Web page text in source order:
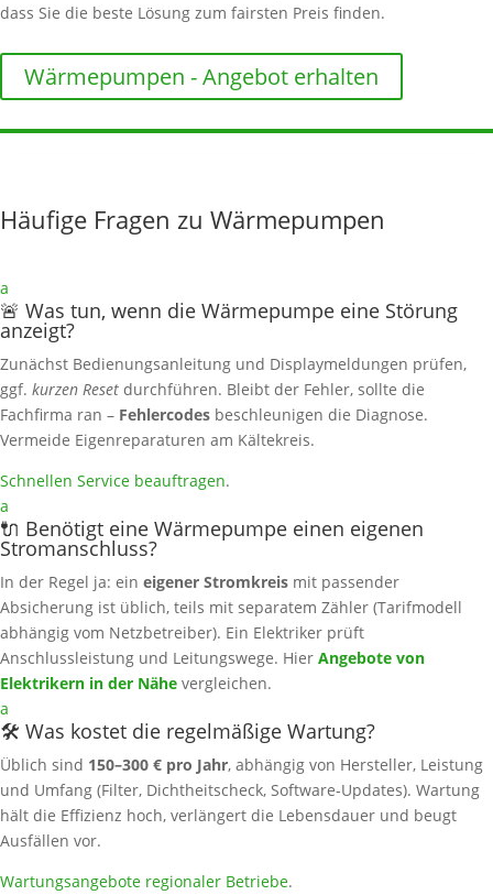
dass Sie die beste Lösung zum fairsten Preis finden.
Wärmepumpen - Angebot erhalten
Häufige Fragen zu Wärmepumpen
a
🚨 Was tun, wenn die Wärmepumpe eine Störung
anzeigt?
Zunächst Bedienungsanleitung und Displaymeldungen prüfen,
ggf. kurzen Reset durchführen. Bleibt der Fehler, sollte die
Fachfirma ran – Fehlercodes beschleunigen die Diagnose.
Vermeide Eigenreparaturen am Kältekreis.
Schnellen Service beauftragen.
a
🔌 Benötigt eine Wärmepumpe einen eigenen
Stromanschluss?
In der Regel ja: ein eigener Stromkreis mit passender
Absicherung ist üblich, teils mit separatem Zähler (Tarifmodell
abhängig vom Netzbetreiber). Ein Elektriker prüft
Anschlussleistung und Leitungswege. Hier Angebote von
Elektrikern in der Nähe vergleichen.
a
🛠️ Was kostet die regelmäßige Wartung?
Üblich sind 150–300 € pro Jahr, abhängig von Hersteller, Leistung
und Umfang (Filter, Dichtheitscheck, Software‑Updates). Wartung
hält die Effizienz hoch, verlängert die Lebensdauer und beugt
Ausfällen vor.
Wartungsangebote regionaler Betriebe.